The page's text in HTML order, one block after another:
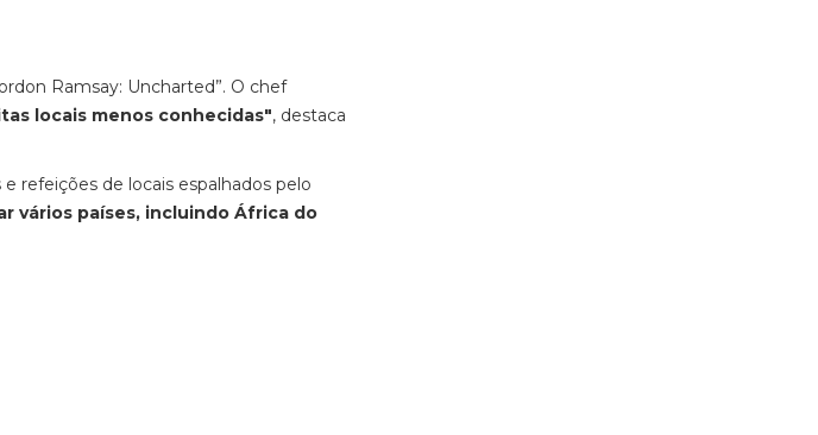
Ramsay: Uncharted”. O chef
locais menos conhecidas", destaca
refeições de locais espalhados pelo
vários países, incluindo África do